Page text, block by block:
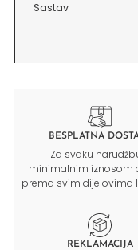
Sastav
BESPLATNA
Za svaku
minimalnim iznosom
prema svim dijelovima
REKLAMACIJA